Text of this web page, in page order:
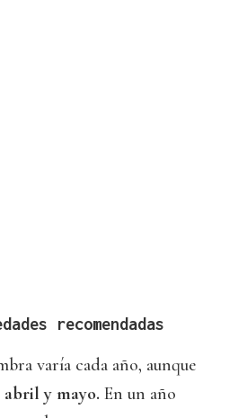
recomendadas
varía cada año, aunque
abril y mayo. En un año